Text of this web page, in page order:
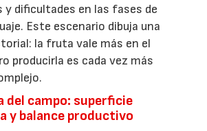
dificultades en las fases de
Este escenario dibuja una
la fruta vale más en el
producirla es cada vez más
del campo: superficie
y balance productivo